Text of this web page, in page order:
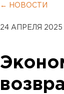
← НОВОСТИ
24 АПРЕЛЯ 2025